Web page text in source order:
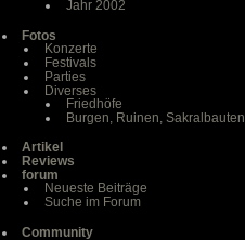
Jahr 2002
Fotos
Konzerte
Festivals
Parties
Diverses
Friedhöfe
Burgen, Ruinen, Sakralbauten
Artikel
Reviews
forum
Neueste Beiträge
Suche im Forum
Community